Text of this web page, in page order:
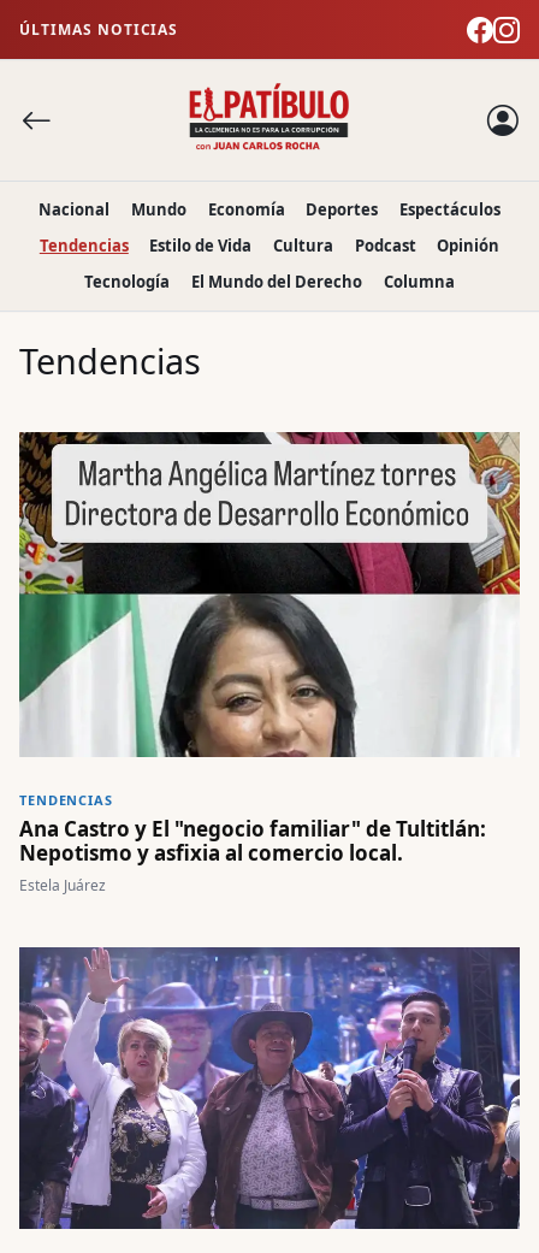
ÚLTIMAS NOTICIAS
Nacional Mundo Economía Deportes
Espectáculos
Tendencias
Estilo de Vida Cultura Podcast
Opinión
Tecnología
El Mundo del Derecho Columna
Tendencias
TENDENCIAS
Ana Castro y El "negocio familiar" de Tultitlán:
Nepotismo y asfixia al comercio local.
Estela Juárez